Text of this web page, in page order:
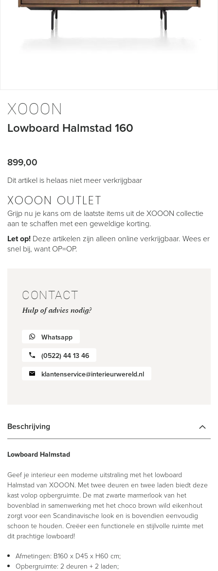
naar
het
van
XOOON
Lowboard Halmstad 160
899,00
Dit artikel is helaas niet meer verkrijgbaar
XOOON OUTLET
Grijp nu je kans om de laatste items uit de XOOON collectie
aan te schaffen met een geweldige korting.
Let op! Deze artikelen zijn alleen online verkrijgbaar. Wees er
snel bij, want OP=OP.
CONTACT
Hulp of advies nodig?
Whatsapp
(0522) 44 13 46
klantenservice@interieurwereld.nl
Beschrijving
Lowboard Halmstad
Geef je interieur een moderne uitstraling met het lowboard
Halmstad van XOOON. Met twee deuren en twee laden biedt deze
kast volop opbergruimte. De mat zwarte marmerlook van het
bovenblad in samenwerking met het choco brown wild eikenhout
zorgt voor een Scandinavische look en is bovendien eenvoudig
schoon te houden. Creëer een functionele en stijlvolle ruimte met
dit prachtige lowboard!
Afmetingen: B160 x D45 x H60 cm;
Opbergruimte: 2 deuren + 2 laden;